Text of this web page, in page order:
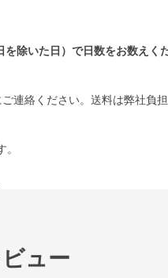
除いた日）で日数をお数えくだ
連絡ください。送料は弊社負
ュー